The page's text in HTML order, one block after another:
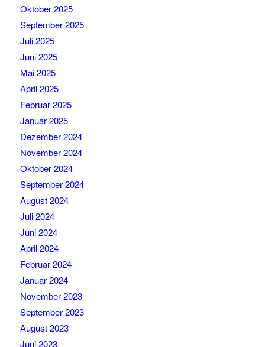
Oktober 2025
September 2025
Juli 2025
Juni 2025
Mai 2025
April 2025
Februar 2025
Januar 2025
Dezember 2024
November 2024
Oktober 2024
September 2024
August 2024
Juli 2024
Juni 2024
April 2024
Februar 2024
Januar 2024
November 2023
September 2023
August 2023
Juni 2023